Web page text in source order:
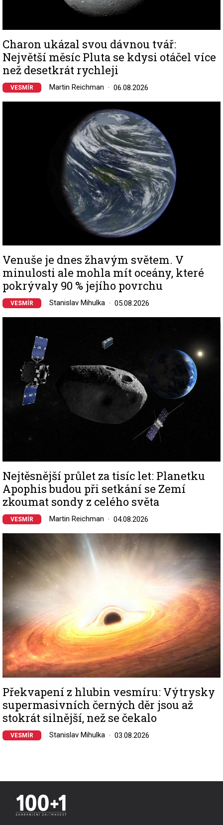
Charon ukázal svou dávnou tvář:
Největší měsíc Pluta se kdysi otáčel více
než desetkrát rychleji
VESMÍR Martin Reichman 06.08.2026
Venuše je dnes žhavým světem. V
minulosti ale mohla mít oceány, které
pokrývaly 90 % jejího povrchu
VESMÍR Stanislav Mihulka 05.08.2026
Nejtěsnější průlet za tisíc let: Planetku
Apophis budou při setkání se Zemí
zkoumat sondy z celého světa
VESMÍR Martin Reichman 04.08.2026
Image
Překvapení z hlubin vesmíru: Výtrysky
supermasivních černých děr jsou až
stokrát silnější, než se čekalo
VESMÍR Stanislav Mihulka 03.08.2026